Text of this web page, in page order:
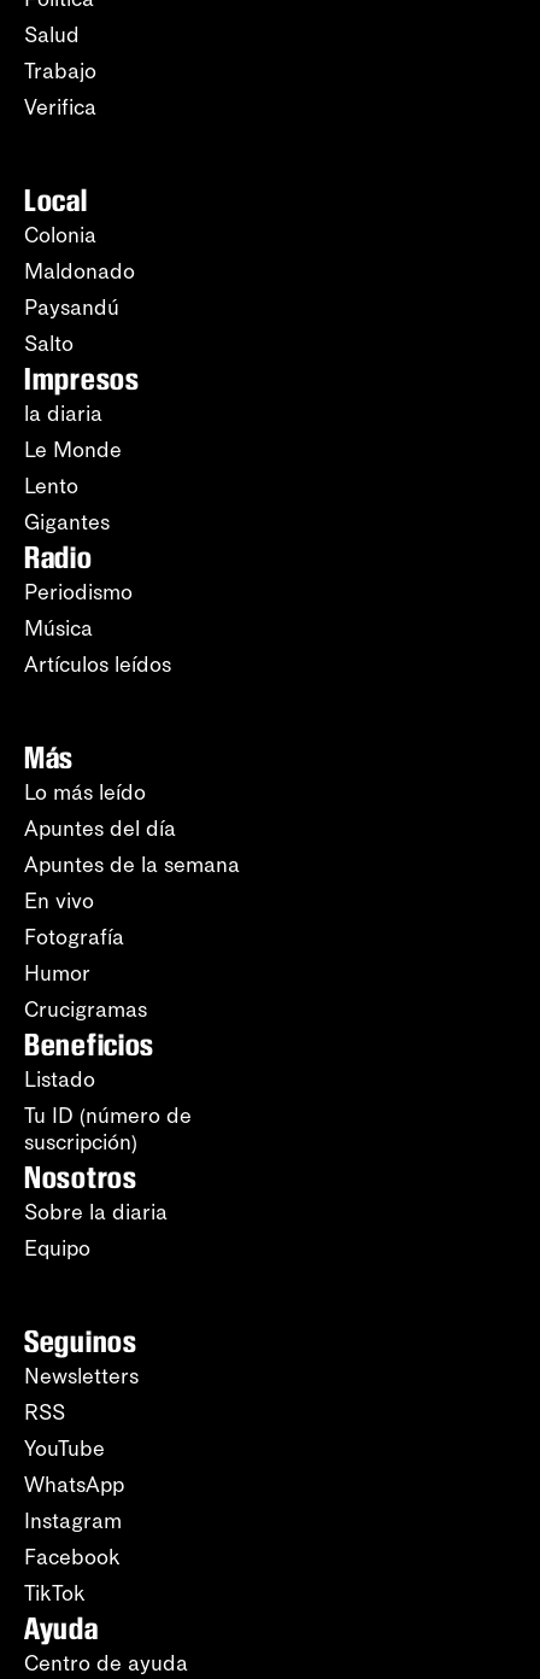
Salud
Trabajo
Verifica
Local
Colonia
Maldonado
Paysandú
Salto
Impresos
la diaria
Le Monde
Lento
Gigantes
Radio
Periodismo
Música
Artículos leídos
Más
Lo más leído
Apuntes del día
Apuntes de la semana
En vivo
Fotografía
Humor
Crucigramas
Beneficios
Listado
Tu ID (número de
suscripción)
Nosotros
Sobre la diaria
Equipo
Seguinos
Newsletters
RSS
YouTube
WhatsApp
Instagram
Facebook
TikTok
Ayuda
Centro de ayuda